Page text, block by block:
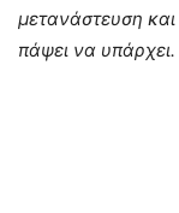
μετανάστευση
πάψει να